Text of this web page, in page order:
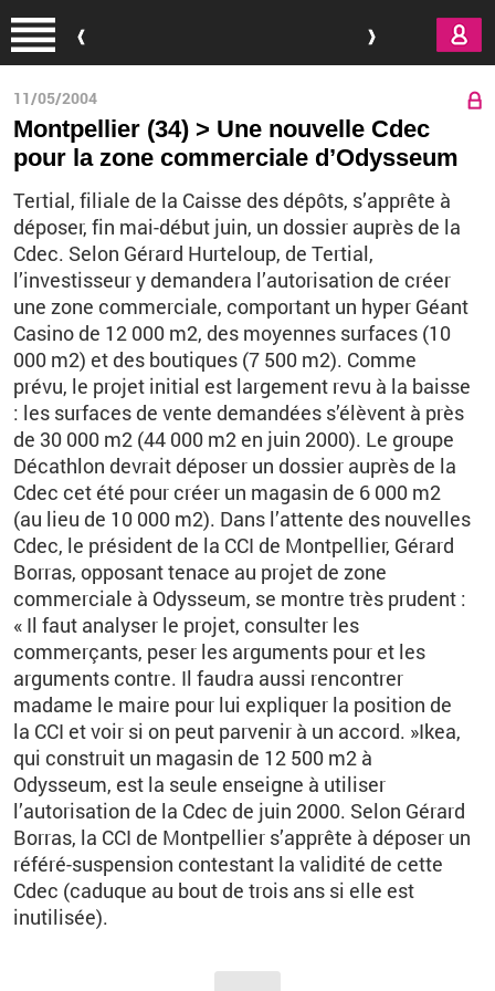
11/05/2004
Montpellier (34) > Une nouvelle Cdec
pour la zone commerciale d’Odysseum
Tertial, filiale de la Caisse des dépôts, s’apprête à
déposer, fin mai-début juin, un dossier auprès de la
Cdec. Selon Gérard Hurteloup, de Tertial,
l’investisseur y demandera l’autorisation de créer
une zone commerciale, comportant un hyper Géant
Casino de 12 000 m2, des moyennes surfaces (10
000 m2) et des boutiques (7 500 m2). Comme
prévu, le projet initial est largement revu à la baisse
: les surfaces de vente demandées s’élèvent à près
de 30 000 m2 (44 000 m2 en juin 2000). Le groupe
Décathlon devrait déposer un dossier auprès de la
Cdec cet été pour créer un magasin de 6 000 m2
(au lieu de 10 000 m2). Dans l’attente des nouvelles
Cdec, le président de la CCI de Montpellier, Gérard
Borras, opposant tenace au projet de zone
commerciale à Odysseum, se montre très prudent :
« Il faut analyser le projet, consulter les
commerçants, peser les arguments pour et les
arguments contre. Il faudra aussi rencontrer
madame le maire pour lui expliquer la position de
la CCI et voir si on peut parvenir à un accord. »Ikea,
qui construit un magasin de 12 500 m2 à
Odysseum, est la seule enseigne à utiliser
l’autorisation de la Cdec de juin 2000. Selon Gérard
Borras, la CCI de Montpellier s’apprête à déposer un
référé-suspension contestant la validité de cette
Cdec (caduque au bout de trois ans si elle est
inutilisée).